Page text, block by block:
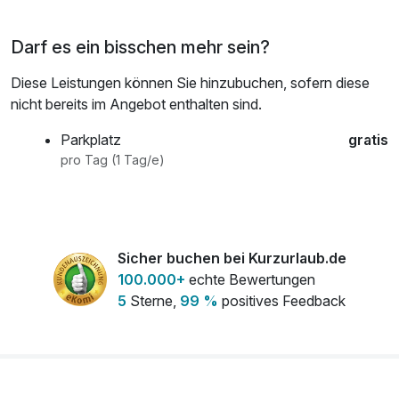
Darf es ein bisschen mehr sein?
Diese Leistungen können Sie hinzubuchen, sofern diese
nicht bereits im Angebot enthalten sind.
Parkplatz
gratis
pro Tag (1 Tag/e)
Sicher buchen bei Kurzurlaub.de
100.000+ echte Bewertungen
5 Sterne, 99 % positives Feedback